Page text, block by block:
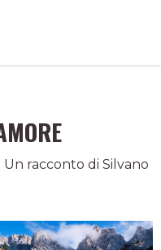
racconto di Silvano